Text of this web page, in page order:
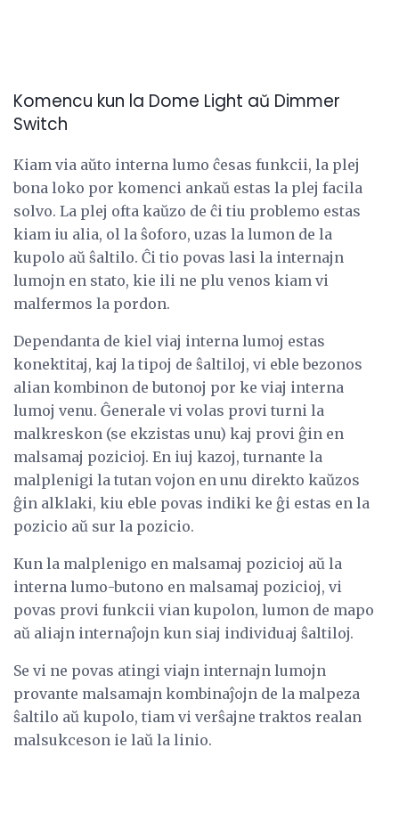
Komencu kun la Dome Light aŭ Dimmer
Switch
Kiam via aŭto interna lumo ĉesas funkcii, la plej
bona loko por komenci ankaŭ estas la plej facila
solvo. La plej ofta kaŭzo de ĉi tiu problemo estas
kiam iu alia, ol la ŝoforo, uzas la lumon de la
kupolo aŭ ŝaltilo. Ĉi tio povas lasi la internajn
lumojn en stato, kie ili ne plu venos kiam vi
malfermos la pordon.
Dependanta de kiel viaj interna lumoj estas
konektitaj, kaj la tipoj de ŝaltiloj, vi eble bezonos
alian kombinon de butonoj por ke viaj interna
lumoj venu. Ĝenerale vi volas provi turni la
malkreskon (se ekzistas unu) kaj provi ĝin en
malsamaj pozicioj. En iuj kazoj, turnante la
malplenigi la tutan vojon en unu direkto kaŭzos
ĝin alklaki, kiu eble povas indiki ke ĝi estas en la
pozicio aŭ sur la pozicio.
Kun la malplenigo en malsamaj pozicioj aŭ la
interna lumo-butono en malsamaj pozicioj, vi
povas provi funkcii vian kupolon, lumon de mapo
aŭ aliajn internaĵojn kun siaj individuaj ŝaltiloj.
Se vi ne povas atingi viajn internajn lumojn
provante malsamajn kombinaĵojn de la malpeza
ŝaltilo aŭ kupolo, tiam vi verŝajne traktos realan
malsukceson ie laŭ la linio.